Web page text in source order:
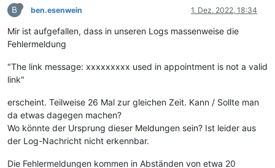
B ben.esenwein 1. Dez. 2022, 18:34
Mir ist aufgefallen, dass in unseren Logs massenweise die
Fehlermeldung
"The link message: xxxxxxxxx used in appointment is not a valid
link"
erscheint. Teilweise 26 Mal zur gleichen Zeit. Kann / Sollte man
da etwas dagegen machen?
Wo könnte der Ursprung dieser Meldungen sein? Ist leider aus
der Log-Nachricht nicht erkennbar.
Die Fehlermeldungen kommen in Abständen von etwa 20